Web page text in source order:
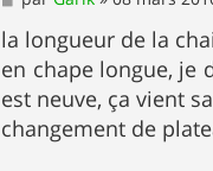
e
s
s
a
g
e
la longueur de la
en chape longue, je
est neuve, ça vient
changement de